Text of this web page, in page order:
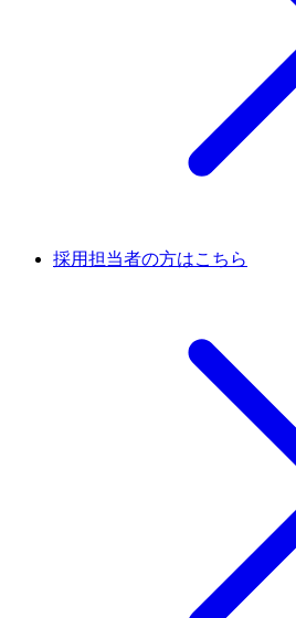
採用担当者の方はこちら